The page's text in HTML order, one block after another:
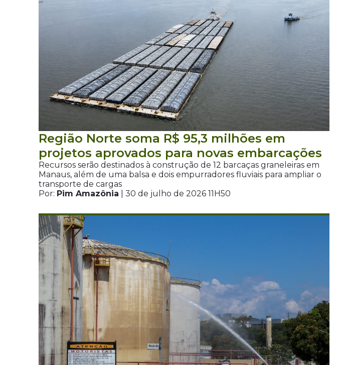
Região Norte soma R$ 95,3 milhões em
projetos aprovados para novas embarcações
Recursos serão destinados à construção de 12 barcaças graneleiras em
Manaus, além de uma balsa e dois empurradores fluviais para ampliar o
transporte de cargas
Por: Pim Amazônia | 30 de julho de 2026 11H50